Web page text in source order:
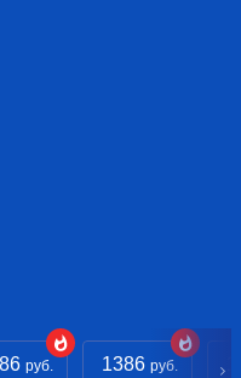
руб.
1386 руб.